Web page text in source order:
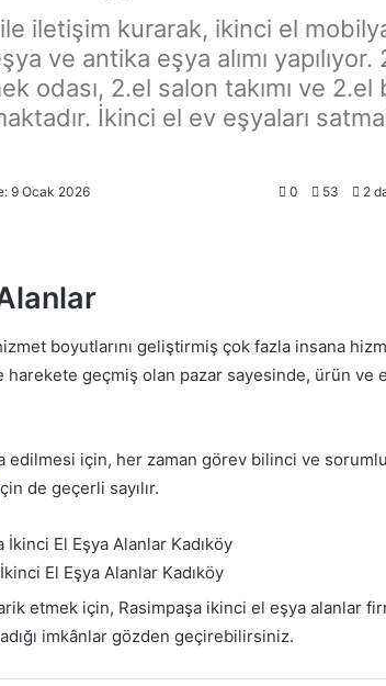
iletişim kurarak, ikinci el
ve antika eşya alımı yapılıyor.
odası, 2.el salon takımı ve 2.el
İkinci el ev eşyaları
9 Ocak 2026 0 53 2
boyutlarını geliştirmiş çok fazla insana
geçmiş olan pazar sayesinde, ürün ve
edilmesi için, her zaman görev bilinci ve
de geçerli sayılır.
El Eşya Alanlar Kadıköy
etmek için, Rasimpaşa ikinci el eşya alanlar
imkânlar gözden geçirebilirsiniz.